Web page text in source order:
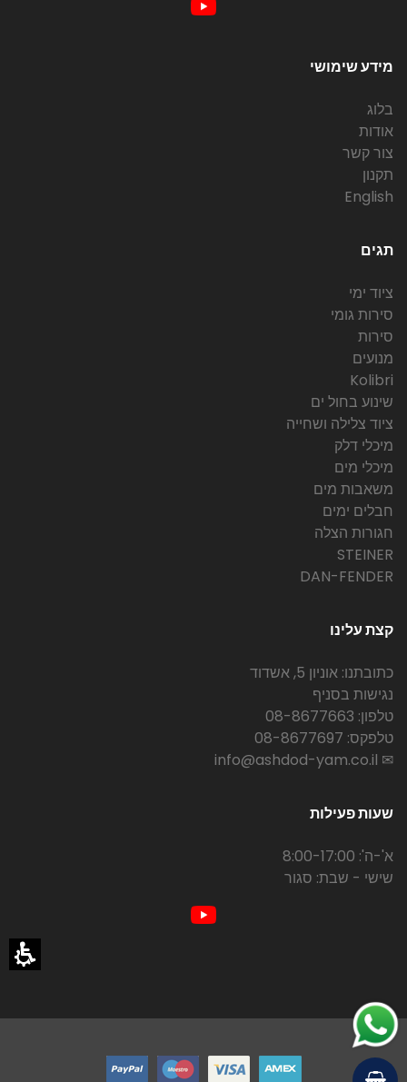
מידע שימושי
בלוג
אודות
צור קשר
תקנון
English
תגים
ציוד ימי
סירות גומי
סירות
מנועים
Kolibri
שינוע בחול ים
ציוד צלילה ושחייה
מיכלי דלק
מיכלי מים
משאבות מים
חבלים ימים
חגורות הצלה
STEINER
DAN-FENDER
קצת עלינו
כתובתנו: אוניון 5, אשדוד
נגישות בסניף
טלפון: 08-8677663
טלפקס: 08-8677697
✉ info@ashdod-yam.co.il
שעות פעילות
א'-ה': 8:00-17:00
שישי - שבת: סגור